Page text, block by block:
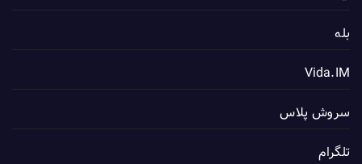
بله
Vida.IM
سروش پلاس
تلگرام